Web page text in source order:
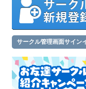
サークル管理画面サイン